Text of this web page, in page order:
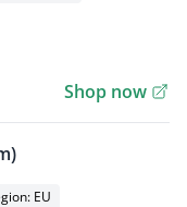
Shop now
EU